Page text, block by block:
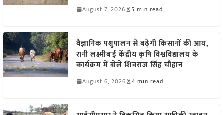
August 7, 2026 5 min read
वैज्ञानिक पशुपालन से बढ़ेगी किसानों की आय,
रानी लक्ष्मीबाई केंद्रीय कृषि विश्वविद्यालय के
कार्यक्रम में बोले शिवराज सिंह चौहान
August 6, 2026 4 min read